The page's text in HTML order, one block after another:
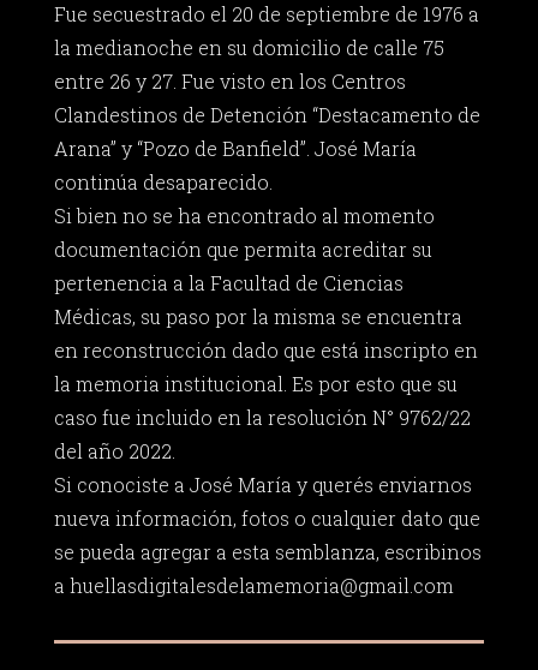
Fue secuestrado el 20 de septiembre de 1976 a
la medianoche en su domicilio de calle 75
entre 26 y 27. Fue visto en los Centros
Clandestinos de Detención “Destacamento de
Arana” y “Pozo de Banfield”. José María
continúa desaparecido.
Si bien no se ha encontrado al momento
documentación que permita acreditar su
pertenencia a la Facultad de Ciencias
Médicas, su paso por la misma se encuentra
en reconstrucción dado que está inscripto en
la memoria institucional. Es por esto que su
caso fue incluido en la resolución N° 9762/22
del año 2022.
Si conociste a José María y querés enviarnos
nueva información, fotos o cualquier dato que
se pueda agregar a esta semblanza, escribinos
a huellasdigitalesdelamemoria@gmail.com